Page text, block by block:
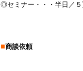
◎セミナー・・・半日／５
■商談依頼